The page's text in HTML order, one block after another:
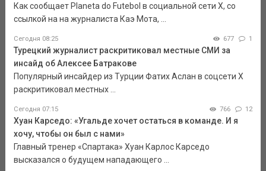
Как сообщает Planeta do Futebol в социальной сети Х, со
ссылкой на на журналиста Каэ Мота, ...
Сегодня 08:25 677 1
Турецкий журналист раскритиковал местные СМИ за
инсайд об Алексее Батракове
Популярный инсайдер из Турции Фатих Аслан в соцсети X
раскритиковал местных ...
Сегодня 07:15 766 12
Хуан Карседо: «Угальде хочет остаться в команде. И я
хочу, чтобы он был с нами»
Главный тренер «Спартака» Хуан Карлос Карседо
высказался о будущем нападающего ...